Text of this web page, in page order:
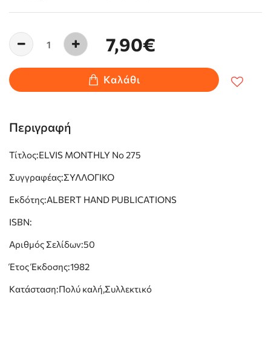
7,90€
Καλάθι
Περιγραφή
Τίτλος:ELVIS MONTHLY Νο 275
Συγγραφέας:ΣΥΛΛΟΓΙΚΟ
Εκδότης:ALBERT HAND PUBLICATIONS
ISBN:
Αριθμός Σελίδων:50
Έτος Έκδοσης:1982
Κατάσταση:Πολύ καλή,Συλλεκτικό